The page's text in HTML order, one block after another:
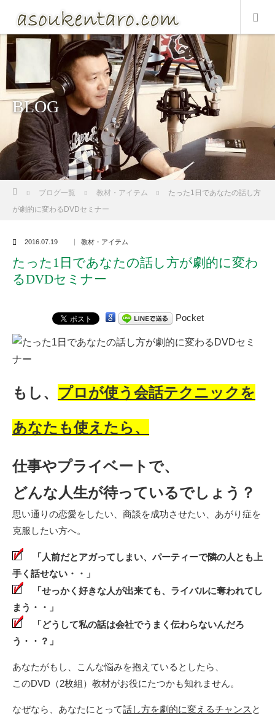
BLOG
ブログ一覧 教材・アイテム
たった1日であなたの話し方
が劇的に変わるDVDセミナー
2016.07.19 教材・アイテム
たった1日であなたの話し方が劇的に変わ
るDVDセミナー
Pocket
もし、 プロが使う会話テクニックを
あなたも使えたら、
仕事やプライベートで、
どんな人生が待っているでしょう？
思い通りの恋愛をしたい、商談を成功させたい、あがり症を
克服したい方へ。
「人前だとアガってしまい、パーティーで隣の人とも上
手く話せない・・」
「せっかく好きな人が出来ても、ライバルに奪われてし
まう・・」
「どうして私の話は会社でうまく伝わらないんだろ
う・・？」
あなたがもし、こんな悩みを抱えているとしたら、
このDVD（2枚組）教材がお役にたつかも知れません。
なぜなら、あなたにとって話し方を劇的に変えるチャンス と